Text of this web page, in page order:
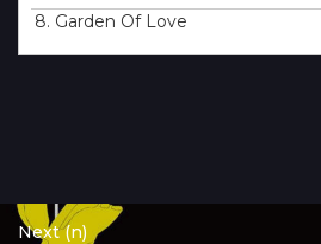
8. Garden Of Love
Next (n)